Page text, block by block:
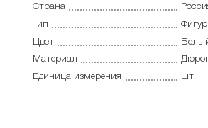
Страна
Тип
Цвет
Материал
Единица измерения
шт